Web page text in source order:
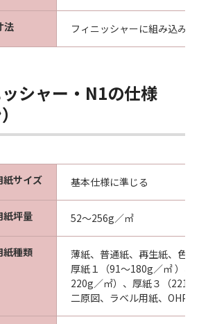
法 フィニッシャーに組み込み
シャー・N1の仕様
紙サイズ 基本仕様に準じる
紙坪量 52～256g／㎡
紙種類
薄紙、普通紙、再生紙、色
厚紙１（91～180g／㎡ ）、
220g／㎡）、厚紙３（221
二原図、ラベル用紙、OHP